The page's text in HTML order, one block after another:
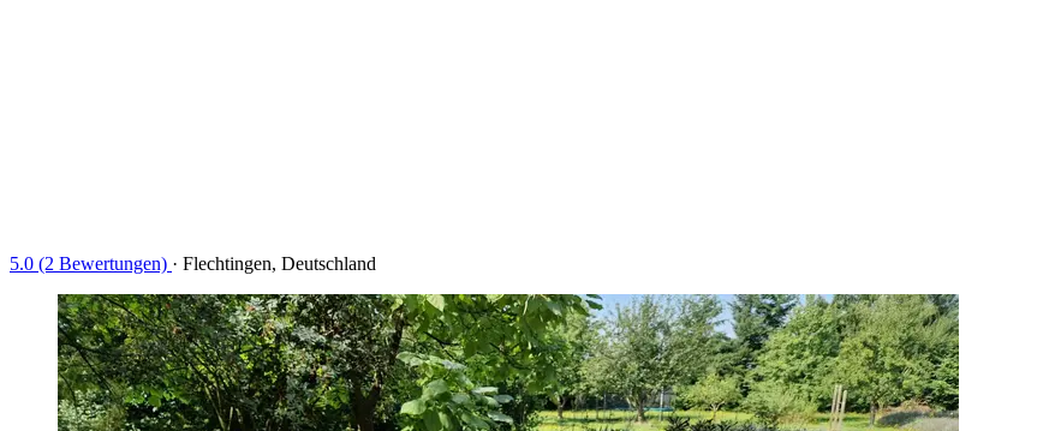
5.0 (2 Bewertungen) · Flechtingen, Deutschland